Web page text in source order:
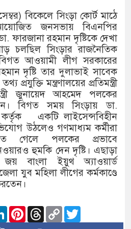
বিকেলে সিংড়া কোর্ট মাঠে
জনসভায় বিএনপির
ফারজানা রহমান দৃষ্টিকে দেখা
চলছিল সিংড়ার রাজনৈতিক
আওয়ামী লীগ সরকারের
দৃষ্টি তার দুলাভাই সাবেক
মন্ত্রণালয়ের প্রতিমন্ত্রী
জুনায়েদ আহমেদ পলকের
বিগত সময় সিংড়ায় ডা.
কর্তৃক একটি লাইসেন্সবিহীন
উঠলেও গণমাধ্যম কর্মীরা
গেলে পলকের প্রভাবে
হুমকি দেন দৃষ্টি। এছাড়া
বাংলা ইয়ুথ অ্যাওয়ার্ড
যুব মহিলা লীগের কর্মকাণ্ডে
LinkedInPinterest
Threads
Copy
Link